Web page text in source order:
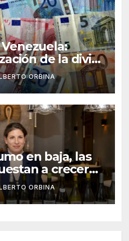
de la divisa
de agosto de
ORBINA
en baja, las
a crecer
el vino
una experiencia
ORBINA